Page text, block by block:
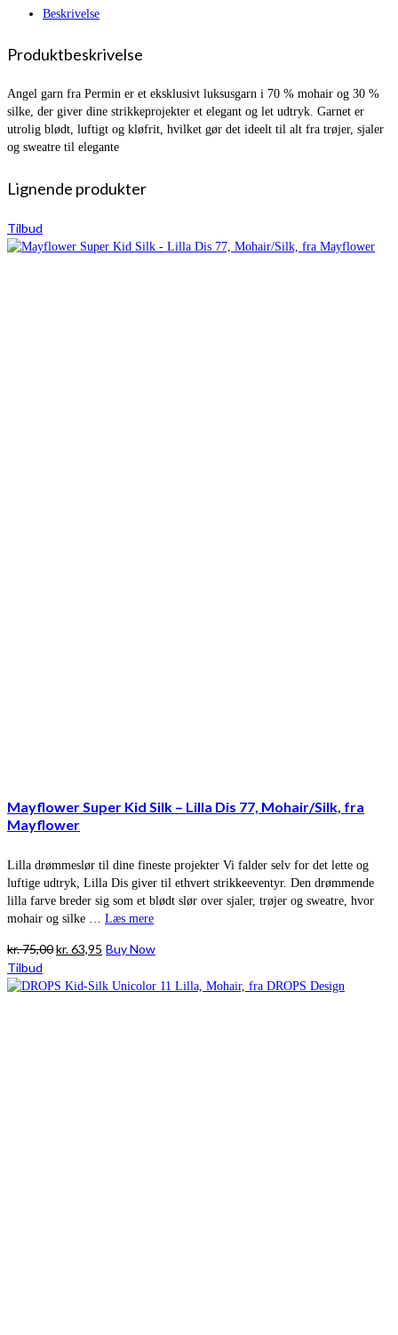
Beskrivelse
Produktbeskrivelse
Angel garn fra Permin er et eksklusivt luksusgarn i 70 % mohair og 30 %
silke, der giver dine strikkeprojekter et elegant og let udtryk. Garnet er
utrolig blødt, luftigt og kløfrit, hvilket gør det ideelt til alt fra trøjer, sjaler
og sweatre til elegante
Lignende produkter
Tilbud
Mayflower Super Kid Silk – Lilla Dis 77, Mohair/Silk, fra
Mayflower
Lilla drømmeslør til dine fineste projekter Vi falder selv for det lette og
luftige udtryk, Lilla Dis giver til ethvert strikkeeventyr. Den drømmende
lilla farve breder sig som et blødt slør over sjaler, trøjer og sweatre, hvor
mohair og silke … Læs mere
kr.75,00Den
pris
kr.63,95 Den
pris
Buy Now
Tilbud